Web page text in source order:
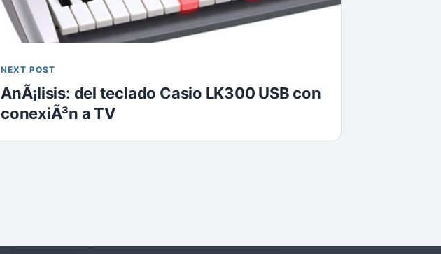
NEXT POST
AnÃ¡lisis: del teclado Casio LK300 USB con
conexiÃ³n a TV